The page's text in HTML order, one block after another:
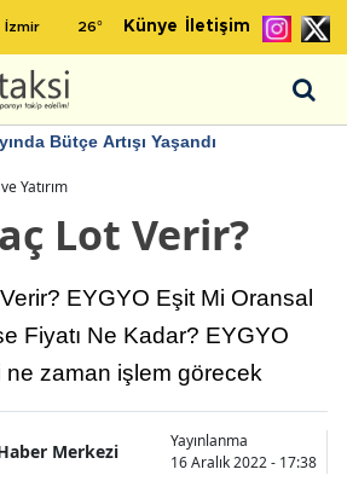
26° Künye İletişim
Bütçe Artışı Yaşandı
Yatırım
Lot Verir?
EYGYO Eşit Mi Oransal
Fiyatı Ne Kadar? EYGYO
ne zaman işlem görecek
Merkezi
Yayınlanma
16 Aralık 2022 - 17:38